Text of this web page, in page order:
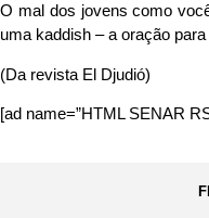
O mal dos jovens como
uma kaddish – a oração
(Da revista El Djudió)
[ad name=”HTML SENAR